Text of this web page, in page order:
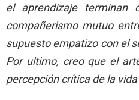
el aprendizaje terminan
compañerismo mutuo
supuesto empatizo con el
Por ultimo, creo que el
percepción crítica de la